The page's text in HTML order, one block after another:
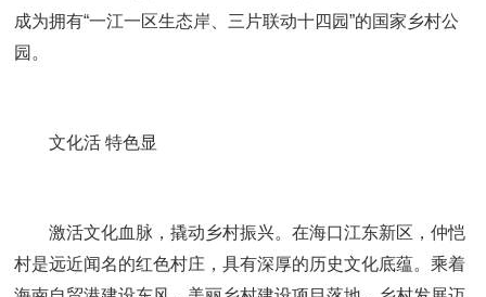
成为拥有“一江一区生态岸、三片联动十四园”的国家乡村公
园。
文化活 特色显
激活文化血脉，撬动乡村振兴。在海口江东新区，仲恺
村是远近闻名的红色村庄，具有深厚的历史文化底蕴。乘着